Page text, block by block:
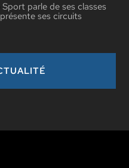
parle de ses classes
ses circuits